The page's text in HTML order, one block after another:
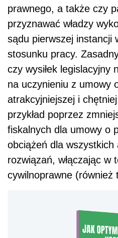
prawnego, a także czy
przyznawać władzy
sądu pierwszej instancji
stosunku pracy.
czy wysiłek legislacyjny
na uczynieniu z umowy
atrakcyjniejszej i
przykład poprzez
fiskalnych dla umowy o
obciążeń dla wszystkich
rozwiązań, włączając w
cywilnoprawne (również